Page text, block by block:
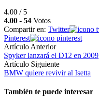
4.00 / 5
4.00 - 54 Votos
Compartir en: Twitter
Pinterest
Artículo Anterior
Spyker lanzará el D12 en 2009
Artículo Siguiente
BMW quiere revivir al Isetta
También te puede interesar